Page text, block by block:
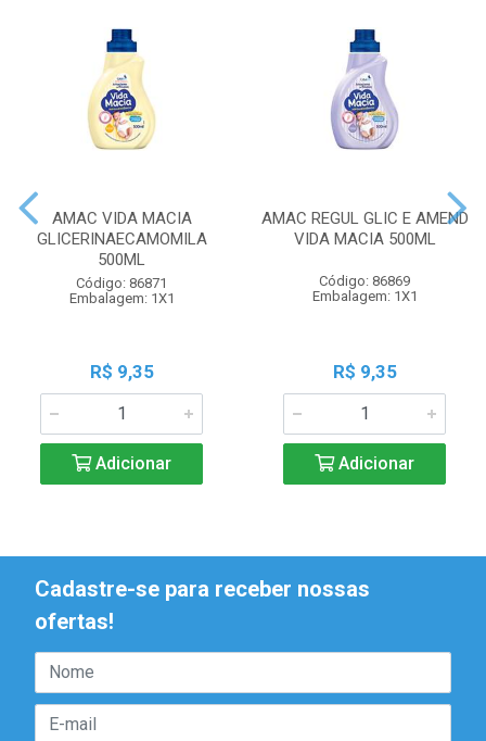
AMAC VIDA MACIA
GLICERINAECAMOMILA
500ML
Código: 86871
Embalagem: 1X1
R$ 9,35
Adicionar
AMAC REGUL GLIC E AMEND
VIDA MACIA 500ML
Código: 86869
Embalagem: 1X1
R$ 9,35
Adicionar
Cadastre-se para receber nossas
ofertas!